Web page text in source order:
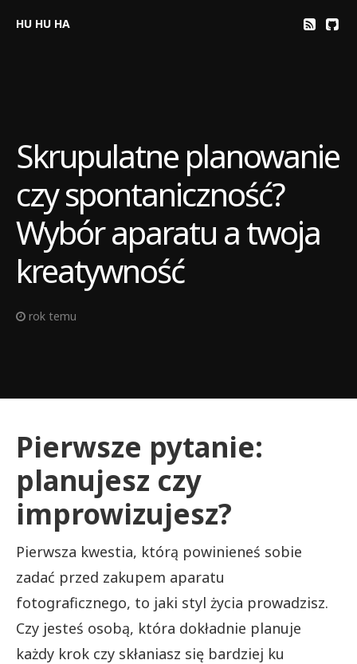
HU HU HA
Skrupulatne planowanie
czy spontaniczność?
Wybór aparatu a twoja
kreatywność
rok temu
Pierwsze pytanie:
planujesz czy
improwizujesz?
Pierwsza kwestia, którą powinieneś sobie
zadać przed zakupem aparatu
fotograficznego, to jaki styl życia prowadzisz.
Czy jesteś osobą, która dokładnie planuje
każdy krok czy skłaniasz się bardziej ku